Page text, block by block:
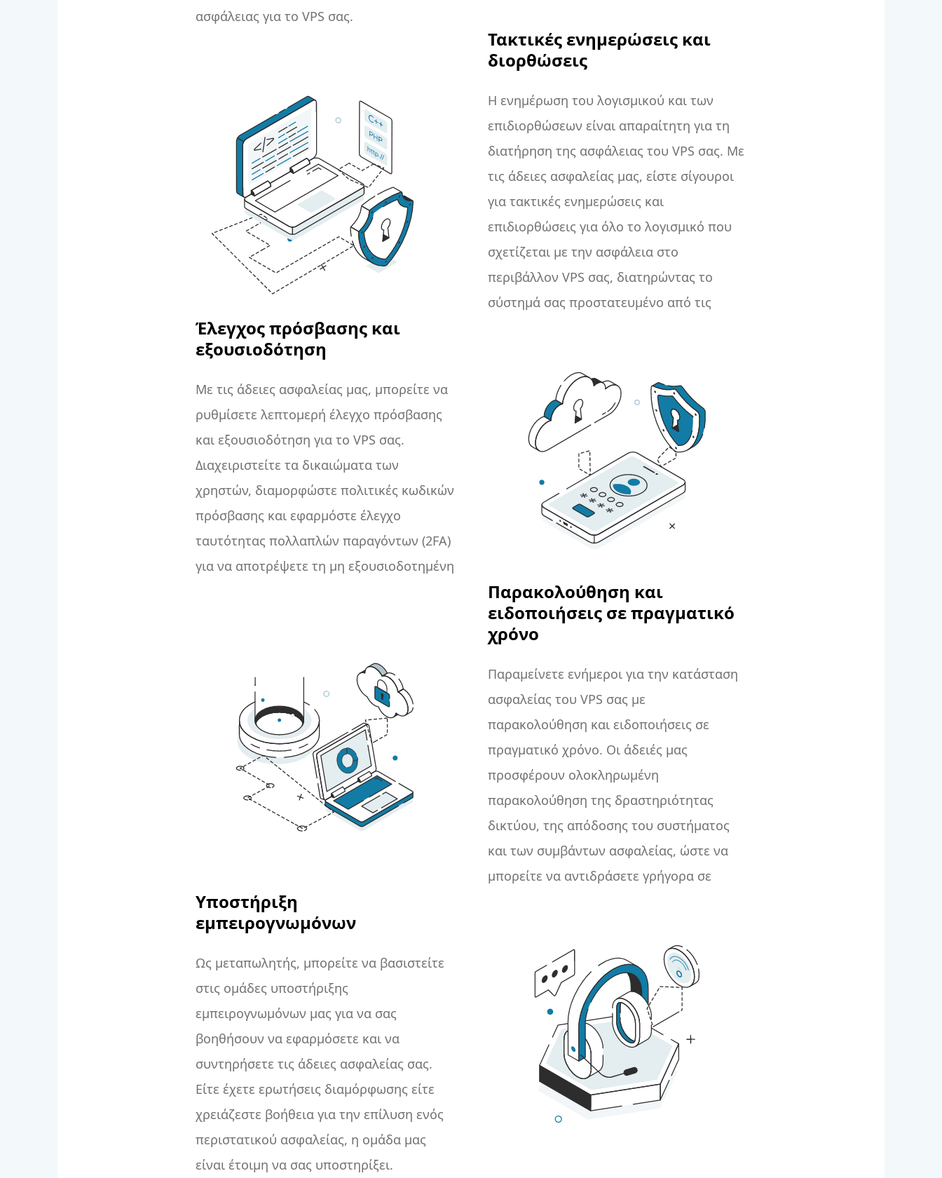
ασφάλειας για το VPS σας.
Τακτικές ενημερώσεις και
διορθώσεις
Η ενημέρωση του λογισμικού και των
επιδιορθώσεων είναι απαραίτητη για τη
διατήρηση της ασφάλειας του VPS σας. Με
τις άδειες ασφαλείας μας, είστε σίγουροι
για τακτικές ενημερώσεις και
επιδιορθώσεις για όλο το λογισμικό που
σχετίζεται με την ασφάλεια στο
περιβάλλον VPS σας, διατηρώντας το
σύστημά σας προστατευμένο από τις
Έλεγχος πρόσβασης και
εξουσιοδότηση
Με τις άδειες ασφαλείας μας, μπορείτε να
ρυθμίσετε λεπτομερή έλεγχο πρόσβασης
και εξουσιοδότηση για το VPS σας.
Διαχειριστείτε τα δικαιώματα των
χρηστών, διαμορφώστε πολιτικές κωδικών
πρόσβασης και εφαρμόστε έλεγχο
ταυτότητας πολλαπλών παραγόντων (2FA)
για να αποτρέψετε τη μη εξουσιοδοτημένη
Παρακολούθηση και
ειδοποιήσεις σε πραγματικό
χρόνο
Παραμείνετε ενήμεροι για την κατάσταση
ασφαλείας του VPS σας με
παρακολούθηση και ειδοποιήσεις σε
πραγματικό χρόνο. Οι άδειές μας
προσφέρουν ολοκληρωμένη
παρακολούθηση της δραστηριότητας
δικτύου, της απόδοσης του συστήματος
και των συμβάντων ασφαλείας, ώστε να
μπορείτε να αντιδράσετε γρήγορα σε
Υποστήριξη
εμπειρογνωμόνων
Ως μεταπωλητής, μπορείτε να βασιστείτε
στις ομάδες υποστήριξης
εμπειρογνωμόνων μας για να σας
βοηθήσουν να εφαρμόσετε και να
συντηρήσετε τις άδειες ασφαλείας σας.
Είτε έχετε ερωτήσεις διαμόρφωσης είτε
χρειάζεστε βοήθεια για την επίλυση ενός
περιστατικού ασφαλείας, η ομάδα μας
είναι έτοιμη να σας υποστηρίξει.